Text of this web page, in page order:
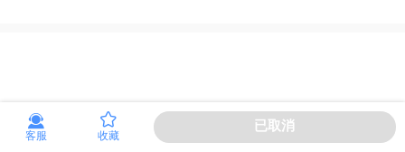
客服 收藏
已取消